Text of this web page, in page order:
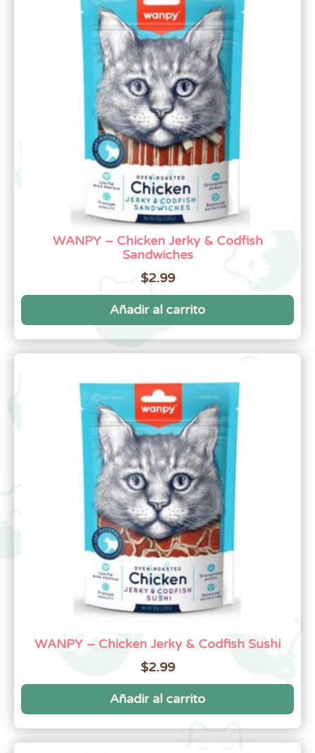
WANPY – Chicken Jerky & Codfish
Sandwiches
$2.99
Añadir al carrito
WANPY – Chicken Jerky & Codfish Sushi
$2.99
Añadir al carrito